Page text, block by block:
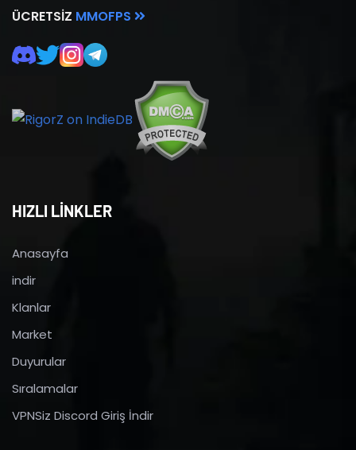
ÜCRETSIZ MMOFPS
HIZLI LİNKLER
Anasayfa
indir
Klanlar
Market
Duyurular
Sıralamalar
VPNSiz Discord Giriş İndir